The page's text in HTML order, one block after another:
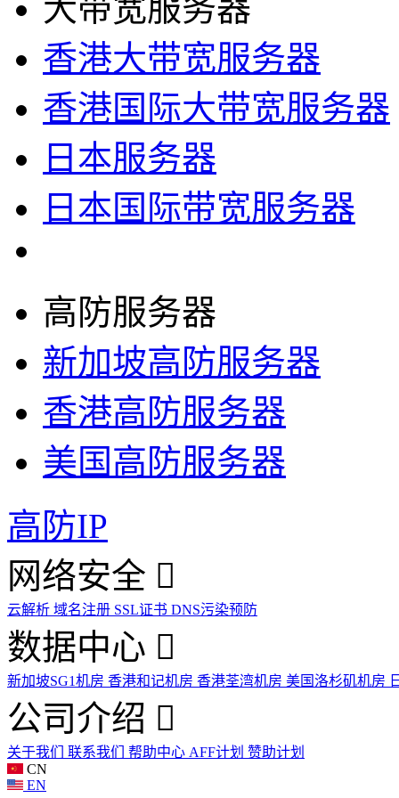
大带宽服务器
香港大带宽服务器
香港国际大带宽服务器
日本服务器
日本国际带宽服务器
高防服务器
新加坡高防服务器
香港高防服务器
美国高防服务器
高防IP
网络安全
云解析 域名注册 SSL证书 DNS污染预防
数据中心
新加坡SG1机房 香港和记机房 香港荃湾机房 美国洛杉矶机房
公司介绍
关于我们 联系我们 帮助中心 AFF计划 赞助计划
CN
EN